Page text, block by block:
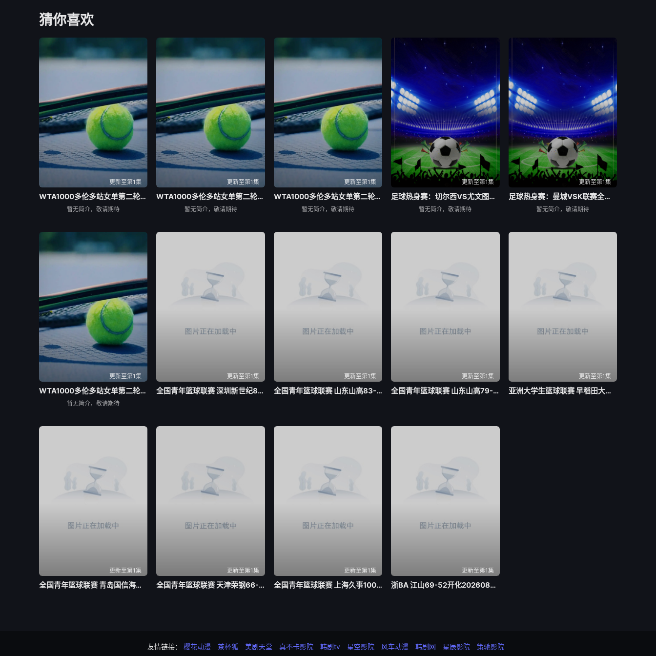
猜你喜欢
更新至第1集
WTA1000多伦多站女单第二轮：贝莱克VS斯瓦泰克
暂无简介，敬请期待
更新至第1集
WTA1000多伦多站女单第二轮：萨巴伦卡VS内岛萌夏
暂无简介，敬请期待
更新至第1集
WTA1000多伦多站女单第二轮：科斯秋克VS谢博芙
暂无简介，敬请期待
更新至第1集
足球热身赛：切尔西VS尤文图斯20260805
暂无简介，敬请期待
更新至第1集
足球热身赛：曼城VSK联赛全明星20260805
暂无简介，敬请期待
更新至第1集
WTA1000多伦多站女单第二轮：陶森VS巴图科娃
暂无简介，敬请期待
更新至第1集
全国青年篮球联赛 深圳新世纪83-72北京首钢20260804
更新至第1集
全国青年篮球联赛 山东山高83-70龙狮青年20260804
更新至第1集
全国青年篮球联赛 山东山高79-59新疆广汇20260803
更新至第1集
亚洲大学生篮球联赛 早稻田大学VS清华大学20260804
更新至第1集
全国青年篮球联赛 青岛国信海天92-71山西汾酒20260803
更新至第1集
全国青年篮球联赛 天津荣钢66-79吉林东北虎20260804
更新至第1集
全国青年篮球联赛 上海久事100-74浙江稠州银行20260803
更新至第1集
浙BA 江山69-52开化20260803
友情链接： 樱花动漫 茶杯狐 美剧天堂 真不卡影院 韩剧tv 星空影院 风车动漫 韩剧网 星辰影院 策驰影院